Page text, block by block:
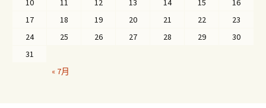
10
11 12 13 14 15
16
17
18 19 20 21 22
23
24
25 26 27 28 29
30
31
« 7月